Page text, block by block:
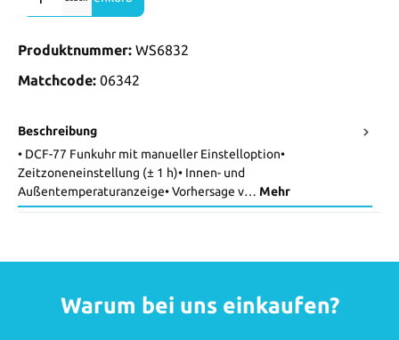
Produktnummer: WS6832
Matchcode: 06342
Beschreibung
• DCF-77 Funkuhr mit manueller Einstelloption•
Zeitzoneneinstellung (± 1 h)• Innen- und
Außentemperaturanzeige• Vorhersage v… Mehr
Warum bei uns einkaufen?